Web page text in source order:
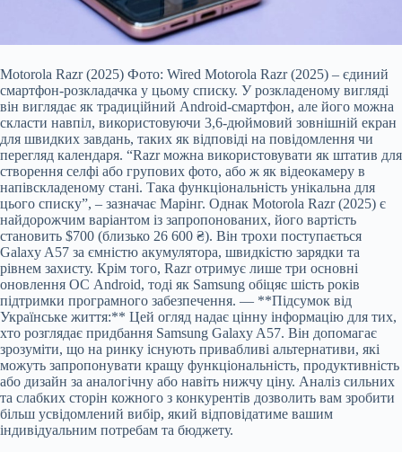
Motorola Razr (2025) Фото: Wired Motorola Razr (2025) – єдиний
смартфон-розкладачка у цьому списку. У розкладеному вигляді
він виглядає як традиційний Android-смартфон, але його можна
скласти навпіл, використовуючи 3,6-дюймовий зовнішній екран
для швидких завдань, таких як відповіді на повідомлення чи
перегляд календаря. “Razr можна використовувати як штатив для
створення селфі або групових фото, або ж як відеокамеру в
напівскладеному стані. Така функціональність унікальна для
цього списку”, – зазначає Марінг. Однак Motorola Razr (2025) є
найдорожчим варіантом із запропонованих, його вартість
становить $700 (близько 26 600 ₴). Він трохи поступається
Galaxy A57 за ємністю акумулятора, швидкістю зарядки та
рівнем захисту. Крім того, Razr отримує лише три основні
оновлення ОС Android, тоді як Samsung обіцяє шість років
підтримки програмного забезпечення. — **Підсумок від
Українське життя:** Цей огляд надає цінну інформацію для тих,
хто розглядає придбання Samsung Galaxy A57. Він допомагає
зрозуміти, що на ринку існують привабливі альтернативи, які
можуть запропонувати кращу функціональність, продуктивність
або дизайн за аналогічну або навіть нижчу ціну. Аналіз сильних
та слабких сторін кожного з конкурентів дозволить вам зробити
більш усвідомлений вибір, який відповідатиме вашим
індивідуальним потребам та бюджету.